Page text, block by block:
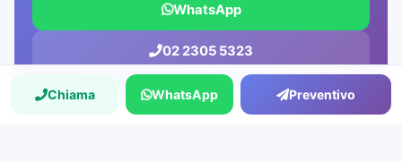
WhatsApp
02 2305 5323
Chiama WhatsApp Preventivo